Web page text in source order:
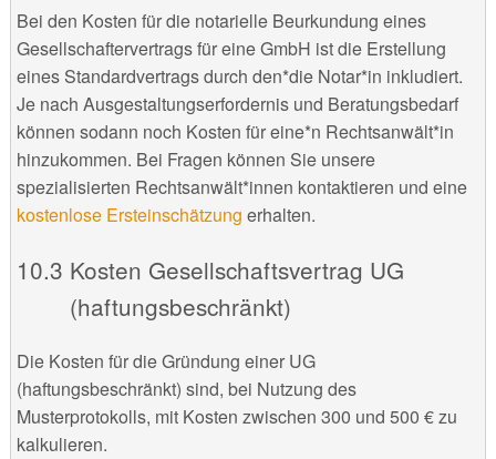
Bei den Kosten für die notarielle Beurkundung eines
Gesellschaftervertrags für eine GmbH ist die Erstellung
eines Standardvertrags durch den*die Notar*in inkludiert.
Je nach Ausgestaltungserfordernis und Beratungsbedarf
können sodann noch Kosten für eine*n Rechtsanwält*in
hinzukommen. Bei Fragen können Sie unsere
spezialisierten Rechtsanwält*innen kontaktieren und eine
kostenlose Ersteinschätzung erhalten.
Kosten Gesellschaftsvertrag UG
(haftungsbeschränkt)
Die Kosten für die Gründung einer UG
(haftungsbeschränkt) sind, bei Nutzung des
Musterprotokolls, mit Kosten zwischen 300 und 500 € zu
kalkulieren.